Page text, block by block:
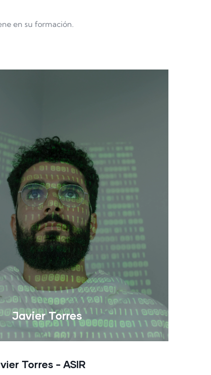
en su formación.
Javier Torres
Torres - ASIR